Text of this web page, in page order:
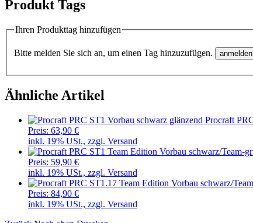
Produkt Tags
Ihren Produkttag hinzufügen
Bitte melden Sie sich an, um einen Tag hinzuzufügen.
Ähnliche Artikel
Procraft
Preis: 63,90 €
inkl. 19% USt., zzgl. Versand
Preis: 59,90 €
inkl. 19% USt., zzgl. Versand
Preis: 84,90 €
inkl. 19% USt., zzgl. Versand